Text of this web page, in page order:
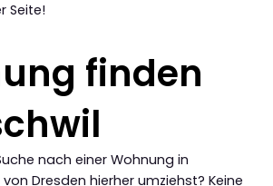
Seite!
finden
nach einer Wohnung in
Dresden hierher umziehst? Keine